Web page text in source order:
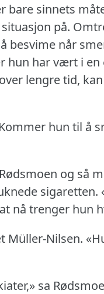
bare sinnets
på.
besvime når
hun har vært i en
lengre tid,
hun til å
og så
sigaretten.
nå trenger hun
Müller-Nilsen.
sa